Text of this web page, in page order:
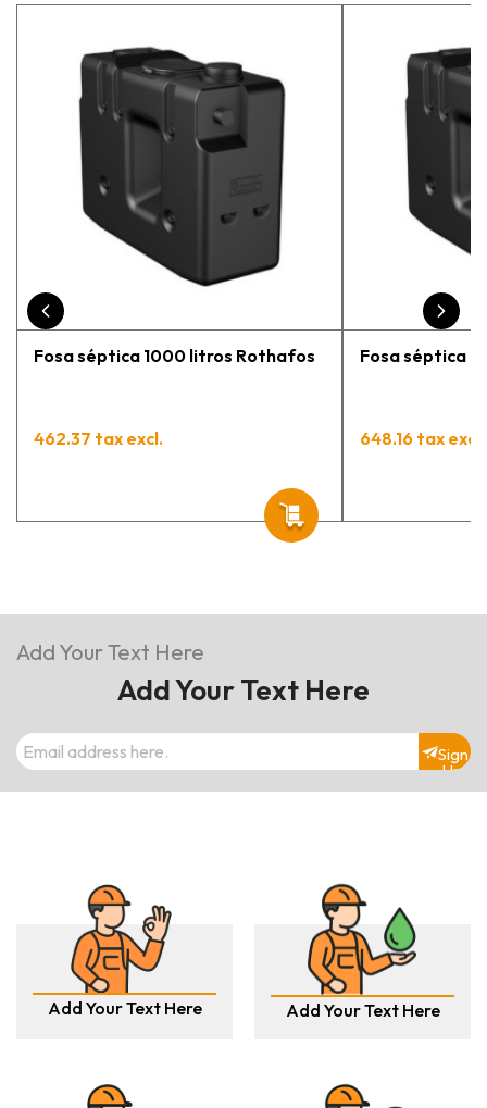
estaba eligiendo la máquina más
la persona con que estuve
contactactanto me explicó todo￼
En general, la recomiendo, he
vuelto a comprar, tengo varios
pedidos en proceso y muy
Fosa séptica 1000 litros Rothafos
462.37 tax excl.
Fosa séptica
648.16 tax excl.
Add Your Text Here
Add Your Text Here
Sign
Up
Add Your Text Here Add Your Text Here